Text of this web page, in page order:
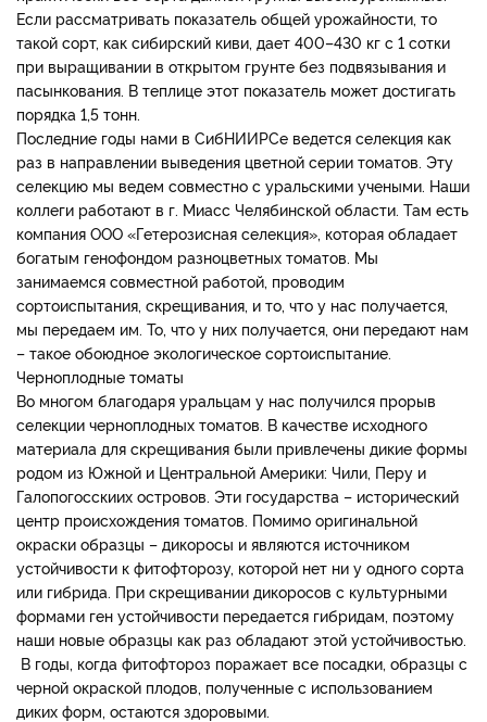
Если рассматривать показатель общей урожайности, то
такой сорт, как сибирский киви, дает 400–430 кг с 1 сотки
при выращивании в открытом грунте без подвязывания и
пасынкования. В теплице этот показатель может достигать
порядка 1,5 тонн.
Последние годы нами в СибНИИРСе ведется селекция как
раз в направлении выведения цветной серии томатов. Эту
селекцию мы ведем совместно с уральскими учеными. Наши
коллеги работают в г. Миасс Челябинской области. Там есть
компания ООО «Гетерозисная селекция», которая обладает
богатым генофондом разноцветных томатов. Мы
занимаемся совместной работой, проводим
сортоиспытания, скрещивания, и то, что у нас получается,
мы передаем им. То, что у них получается, они передают нам
– такое обоюдное экологическое сортоиспытание.
Черноплодные томаты
Во многом благодаря уральцам у нас получился прорыв
селекции черноплодных томатов. В качестве исходного
материала для скрещивания были привлечены дикие формы
родом из Южной и Центральной Америки: Чили, Перу и
Галопогосскиих островов. Эти государства – исторический
центр происхождения томатов. Помимо оригинальной
окраски образцы – дикоросы и являются источником
устойчивости к фитофторозу, которой нет ни у одного сорта
или гибрида. При скрещивании дикоросов с культурными
формами ген устойчивости передается гибридам, поэтому
наши новые образцы как раз обладают этой устойчивостью.
В годы, когда фитофтороз поражает все посадки, образцы с
черной окраской плодов, полученные с использованием
диких форм, остаются здоровыми.